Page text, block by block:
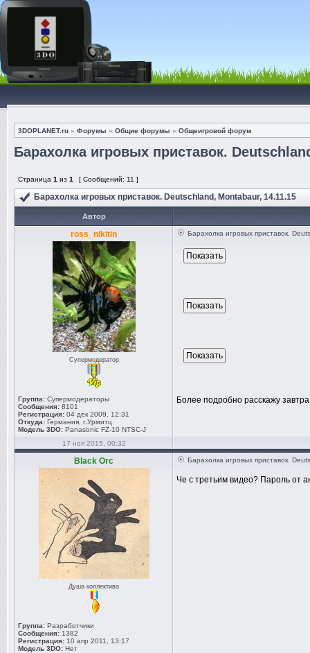
3DOPLANET.ru » Форумы » Общие форумы » Общеигровой форум
Барахолка игровых приставок.
Страница 1 из 1 [ Сообщений: 11 ]
Барахолка игровых приставок. Deutschland, Montabaur, 14.11.15
Автор
ross_nikitin
Супермодератор
Группа: Супермодераторы
Сообщения: 8101
Регистрация: 04 дек 2009, 12:31
Откуда: Германия, г.Урмитц
Модель 3DO: Panasonic FZ-10 NTSC-J
Барахолка игровых приставок.
Более подробно расскажу
17 ноя 2015, 00:32
Black Orc
Душа коллектива
Группа: Разработчики
Сообщения: 1382
Регистрация: 10 апр 2011, 13:17
Модель 3DO: Нет
Барахолка игровых приставок.
Че с третьим видео? Пароль от